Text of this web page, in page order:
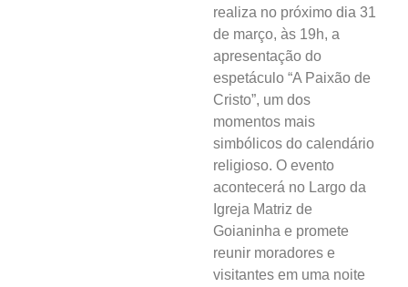
realiza no próximo dia 31
de março, às 19h, a
apresentação do
espetáculo “A Paixão de
Cristo”, um dos
momentos mais
simbólicos do calendário
religioso. O evento
acontecerá no Largo da
Igreja Matriz de
Goianinha e promete
reunir moradores e
visitantes em uma noite